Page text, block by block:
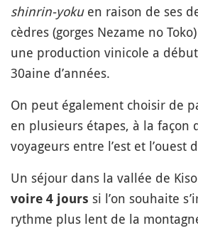
shinrin-yokuen raison de ses
cèdres (gorges Nezame no
une production vinicole a
30aine d’années.
On peut également choisir de
en plusieurs étapes, à la façon
voyageurs entre l’est et l’ouest
Un séjour dans la vallée de
voire 4 jours si l’on souhaite
rythme plus lent de la